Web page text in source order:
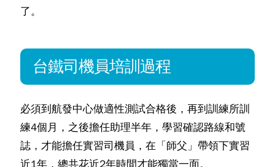
了。
台鐵司機員培訓過程
必須到航發中心做適性測試合格後，再到訓練所訓
練4個月，之後擔任助理半年，學習確認路線和號
誌，才能擔任實習司機員，在「師父」帶領下實習
近1年，總共花近2年時間才能獨當一面。